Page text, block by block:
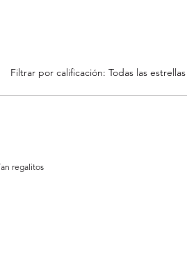
Filtrar por calificación: Todas las estrellas
regalitos